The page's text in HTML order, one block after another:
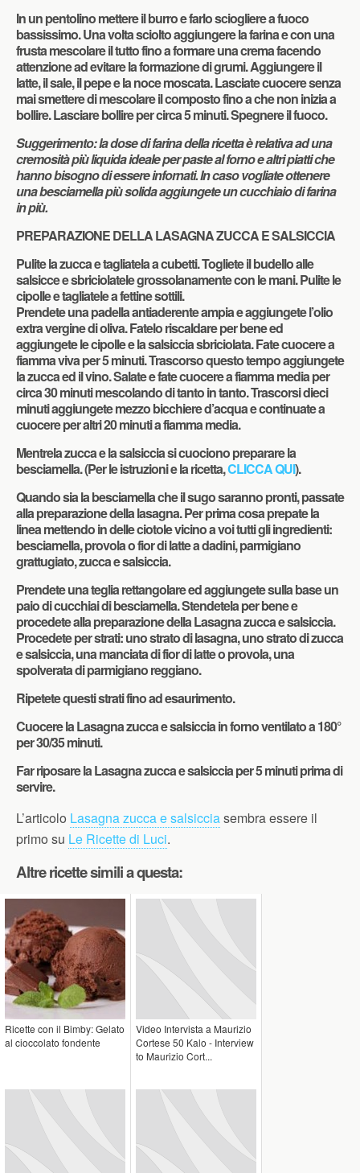
In un pentolino mettere il burro e farlo sciogliere a fuoco
bassissimo. Una volta sciolto aggiungere la farina e con una
frusta mescolare il tutto fino a formare una crema facendo
attenzione ad evitare la formazione di grumi.Aggiungere il
latte, il sale, il pepe e la noce moscata. Lasciate cuocere senza
mai smettere di mescolare il composto fino a che non inizia a
bollire. Lasciare bollire per circa 5 minuti. Spegnere il fuoco.
Suggerimento: la dose di farina della ricetta è relativa ad una
cremosità più liquida ideale per paste al forno e altri piatti che
hanno bisogno di essere infornati. In caso vogliate ottenere
una besciamella più solida aggiungete un cucchiaio di farina
in più.
PREPARAZIONE DELLA LASAGNA ZUCCA E SALSICCIA
Pulite la zucca e tagliatela a cubetti. Togliete il budello alle
salsicce e sbriciolatele grossolanamente con le mani. Pulite le
cipolle e tagliatele a fettine sottili.
Prendete una padella antiaderente ampia e aggiungete l’olio
extra vergine di oliva. Fatelo riscaldare per bene ed
aggiungete le cipolle e la salsiccia sbriciolata. Fate cuocere a
fiamma viva per 5 minuti. Trascorso questo tempo aggiungete
la zucca ed il vino. Salate e fate cuocere a fiamma media per
circa 30 minuti mescolando di tanto in tanto. Trascorsi dieci
minuti aggiungete mezzo bicchiere d’acqua e continuate a
cuocere per altri 20 minuti a fiamma media.
Mentrela zucca e la salsiccia si cuociono preparare la
besciamella. (Per le istruzioni e la ricetta,CLICCA QUI).
Quando sia la besciamella che il sugo saranno pronti, passate
alla preparazione della lasagna. Per prima cosa prepate la
linea mettendo in delle ciotole vicino a voi tutti gli ingredienti:
besciamella, provola o fior di latte a dadini, parmigiano
grattugiato, zucca e salsiccia.
Prendete una teglia rettangolare ed aggiungete sulla base un
paio di cucchiai di besciamella. Stendetela per bene e
procedete alla preparazione della Lasagna zucca e salsiccia.
Procedete per strati: uno strato di lasagna, uno strato di zucca
e salsiccia, una manciata di fior di latte o provola, una
spolverata di parmigiano reggiano.
Ripetete questi strati fino ad esaurimento.
Cuocere la Lasagna zucca e salsiccia in forno ventilato a 180°
per 30/35 minuti.
Far riposare la Lasagna zucca e salsiccia per 5 minuti prima di
servire.
L’articolo Lasagna zucca e salsicciasembra essere il
primo su Le Ricette di Luci.
Altre ricette simili a questa:
Ricette con il Bimby: Gelato
al cioccolato fondente
Video Intervista a Maurizio
Cortese 50 Kalo - Interview
to Maurizio Cort...